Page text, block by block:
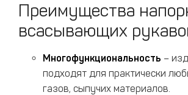
Преимущества
всасывающих
Многофункциональность –
подходят для практически
газов, сыпучих материалов.